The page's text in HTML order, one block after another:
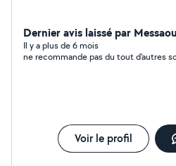
Dernier avis laissé par
Il y a plus de 6 mois
ne recommande
Voir le profil